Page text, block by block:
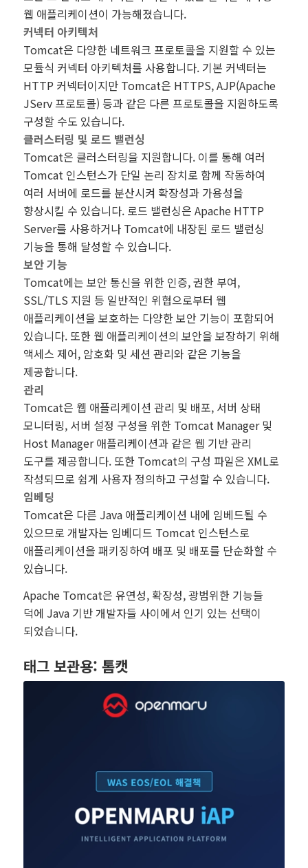
웹 애플리케이션이 가능해졌습니다.
커넥터 아키텍처
Tomcat은 다양한 네트워크 프로토콜을 지원할 수 있는
모듈식 커넥터 아키텍처를 사용합니다. 기본 커넥터는
HTTP 커넥터이지만 Tomcat은 HTTPS, AJP(Apache
JServ 프로토콜) 등과 같은 다른 프로토콜을 지원하도록
구성할 수도 있습니다.
클러스터링 및 로드 밸런싱
Tomcat은 클러스터링을 지원합니다. 이를 통해 여러
Tomcat 인스턴스가 단일 논리 장치로 함께 작동하여
여러 서버에 로드를 분산시켜 확장성과 가용성을
향상시킬 수 있습니다. 로드 밸런싱은 Apache HTTP
Server를 사용하거나 Tomcat에 내장된 로드 밸런싱
기능을 통해 달성할 수 있습니다.
보안 기능
Tomcat에는 보안 통신을 위한 인증, 권한 부여,
SSL/TLS 지원 등 일반적인 위협으로부터 웹
애플리케이션을 보호하는 다양한 보안 기능이 포함되어
있습니다. 또한 웹 애플리케이션의 보안을 보장하기 위해
액세스 제어, 암호화 및 세션 관리와 같은 기능을
제공합니다.
관리
Tomcat은 웹 애플리케이션 관리 및 배포, 서버 상태
모니터링, 서버 설정 구성을 위한 Tomcat Manager 및
Host Manager 애플리케이션과 같은 웹 기반 관리
도구를 제공합니다. 또한 Tomcat의 구성 파일은 XML로
작성되므로 쉽게 사용자 정의하고 구성할 수 있습니다.
임베딩
Tomcat은 다른 Java 애플리케이션 내에 임베드될 수
있으므로 개발자는 임베디드 Tomcat 인스턴스로
애플리케이션을 패키징하여 배포 및 배포를 단순화할 수
있습니다.
Apache Tomcat은 유연성, 확장성, 광범위한 기능들
덕에 Java 기반 개발자들 사이에서 인기 있는 선택이
되었습니다.
태그 보관용: 톰캣